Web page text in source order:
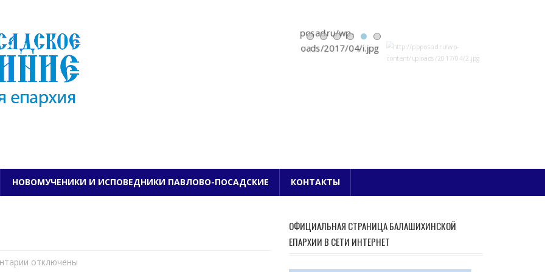
ПАВЛОВО-ПОСАДСКОЕ БЛАГОЧИНИЕ
НОВОМУЧЕНИКИ И ИСПОВЕДНИКИ ПАВЛОВО-ПОСАДСКИЕ КОНТАКТЫ
котключены
ОФИЦИАЛЬНАЯ СТРАНИЦА БАЛАШИХИНСКОЙ
ЕПАРХИИ В СЕТИ ИНТЕРНЕТ